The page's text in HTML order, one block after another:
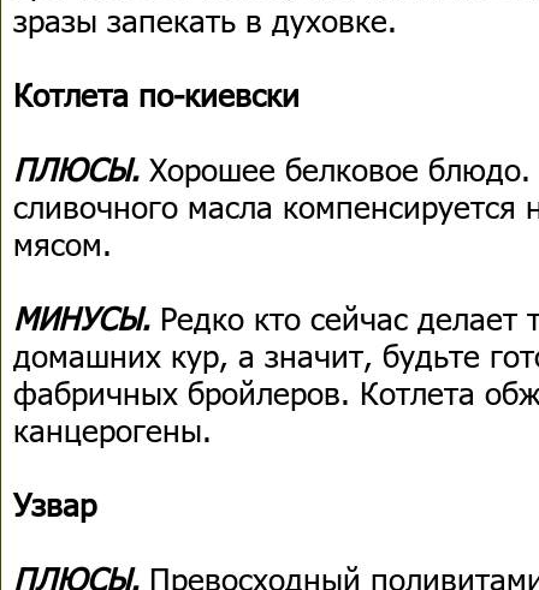
зразы запекать в духовке.
Котлета по-киевски
ПЛЮСЫ. Хорошее белковое
сливочного масла
мясом.
МИНУСЫ. Редко кто сейчас делает
домашних кур, а значит, будьте
фабричных бройлеров. Котлета
канцерогены.
Узвар
ПЛЮСЫ. Превосходный